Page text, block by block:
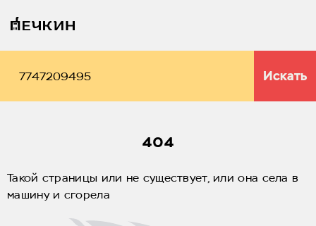
Искать
404
Такой страницы или не существует, или она села в
машину и сгорела